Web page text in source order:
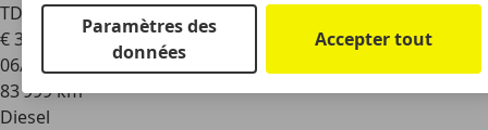
TDi/1.Owner/Suspension Pneumatique/4Motion/Aventura
€ 33 275
06/2020
83 999 km
Diesel
Paramètres des
données
Accepter tout